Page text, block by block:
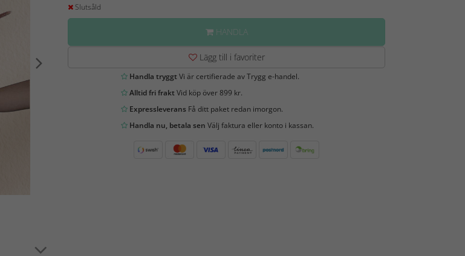
Slutsåld
HANDLA
Lägg till i favoriter
Handla tryggtVi är certifierade av Trygg e-handel.
Alltid fri fraktVid köp över 899 kr.
ExpressleveransFå ditt paket redan imorgon.
Handla nu, betala sen Välj faktura eller konto i kassan.